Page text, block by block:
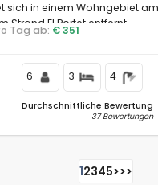
sich in einem Wohngebiet am
Strand El Portet entfernt.
Tag ab: € 351
6 3 4
Durchschnittliche Bewertung
37 Bewertungen
12345>>>